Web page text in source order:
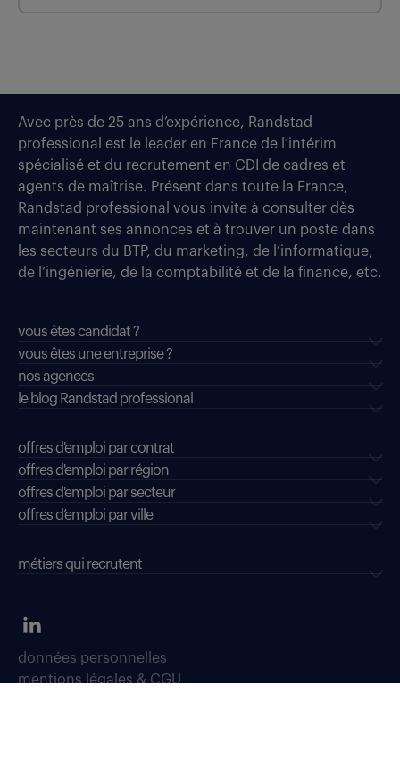
Avec près de 25 ans d’expérience, Randstad
professional est le leader en France de l’intérim
spécialisé et du recrutement en CDI de cadres et
agents de maîtrise. Présent dans toute la France,
Randstad professional vous invite à consulter dès
maintenant ses annonces et à trouver un poste dans
les secteurs du BTP, du marketing, de l’informatique,
de l’ingénierie, de la comptabilité et de la finance, etc.
vous êtes candidat ?
vous êtes une entreprise ?
nos agences
le blog Randstad professional
offres d'emploi par contrat
offres d'emploi par région
offres d'emploi par secteur
offres d’emploi par ville
métiers qui recrutent
données personnelles
mentions légales & CGU